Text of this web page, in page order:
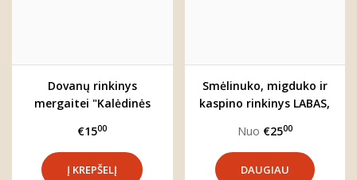
Dovanų rinkinys
mergaitei "Kalėdinės
€1500
Smėlinuko, migduko ir
kaspino rinkinys LABAS,
Nuo €2500
DAUGIAU